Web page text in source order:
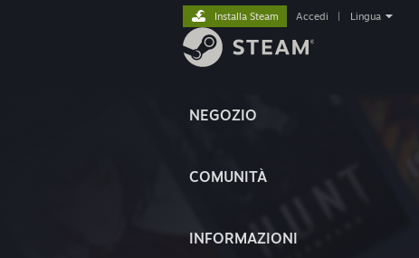
NEGOZIO
COMUNITÀ
INFORMAZIONI
Installa Steam Accedi Lingua